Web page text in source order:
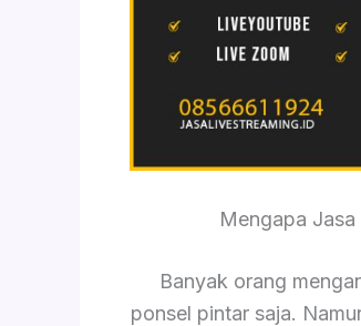
Mengapa
Banyak orang
ponsel pintar saja.